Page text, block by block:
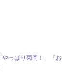
っぱり菊岡！」『お